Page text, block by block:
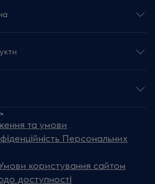
та умови
Персональних
користування сайтом
доступності